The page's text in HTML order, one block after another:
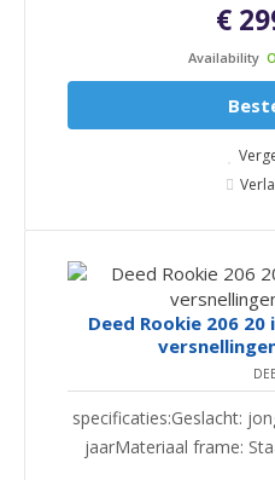
€
Availability
Deed Rookie 206
specificaties:Geslacht:
jaarMateriaal frame: